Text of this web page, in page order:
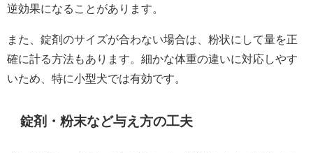
逆効果になることがあります。
また、錠剤のサイズが合わない場合は、粉状にして量を正
確に計る方法もあります。細かな体重の違いに対応しやす
いため、特に小型犬では有効です。
錠剤・粉末など与え方の工夫